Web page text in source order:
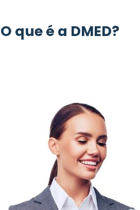
O que é a DMED?